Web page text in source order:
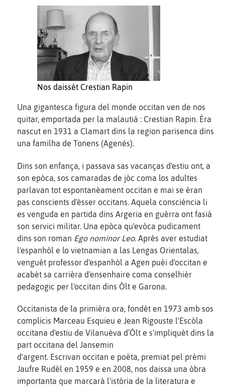
Nos daissèt Crestian Rapin
Una gigantesca figura del monde occitan ven de nos
quitar, emportada per la malautiá : Crestian Rapin. Èra
nascut en 1931 a Clamart dins la region parisenca dins
una familha de Tonens (Agenés).
Dins son enfança, i passava sas vacanças d'estiu ont, a
son epòca, sos camaradas de jòc coma los adultes
parlavan tot espontanèament occitan e mai se èran
pas conscients d'èsser occitans. Aquela consciéncia li
es venguda en partida dins Argeria en guèrra ont fasiá
son servici militar. Una epòca qu'evòca pudicament
dins son roman Ego nominor Leo. Après aver estudiat
l'espanhòl e lo vietnamian a las Lengas Orientalas,
venguèt professor d'espanhòl a Agen puèi d'occitan e
acabèt sa carrièra d'ensenhaire coma conselhièr
pedagogic per l'occitan dins Òlt e Garona.
Occitanista de la primièra ora, fondèt en 1973 amb sos
complicis Marceau Esquieu e Jean Rigouste l'Escòla
occitana d'estiu de Vilanuèva d’Òlt e s'impliquèt dins la
part occitana del Jansemin
d'argent. Escrivan occitan e poèta, premiat pel prèmi
Jaufre Rudèl en 1959 e en 2008, nos daissa una òbra
importanta que marcarà l'istòria de la literatura e